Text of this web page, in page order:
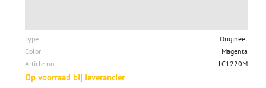
Type
Origineel
Color
Magenta
Article no
LC1220M
Op voorraad bij leverancier